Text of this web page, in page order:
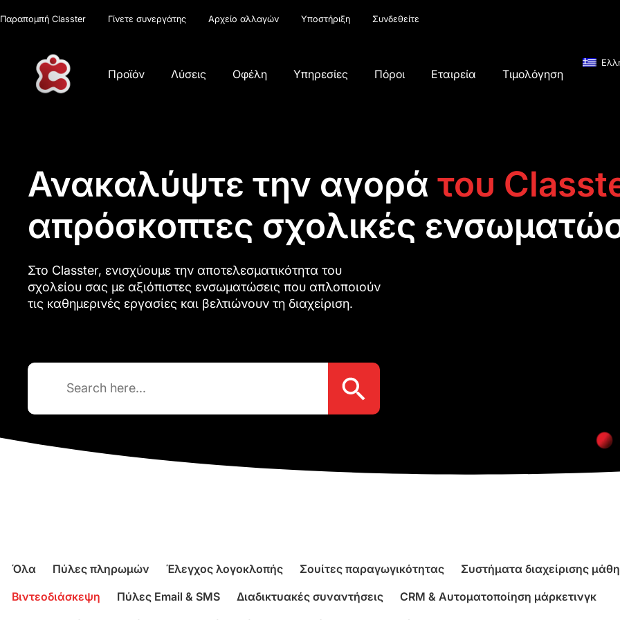
Παραπομπή Classter Γίνετε συνεργάτης Αρχείο αλλαγών Υποστήριξη Συνδεθείτε
Προϊόν Λύσεις Οφέλη Υπηρεσίες Πόροι Εταιρεία Τιμολόγηση
Ανακαλύψτε την αγοράτου
απρόσκοπτες σχολικές
Στο Classter, ενισχύουμε την αποτελεσματικότητα του
σχολείου σας με αξιόπιστες ενσωματώσεις που απλοποιούν
τις καθημερινές εργασίες και βελτιώνουν τη διαχείριση.
Search
Search Button
Όλα Πύλες πληρωμών Έλεγχος λογοκλοπής Σουίτες παραγωγικότητας
Συστήματα διαχείρισης
Βιντεοδιάσκεψη
Πύλες Email & SMS Διαδικτυακές συναντήσεις
CRM & Αυτοματοποίηση μάρκετινγκ